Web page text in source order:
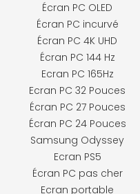
Écran PC OLED
Écran PC incurvé
Écran PC 4K UHD
Écran PC 144 Hz
Ecran PC 165Hz
Ecran PC 32 Pouces
Écran PC 27 Pouces
Écran PC 24 Pouces
Samsung Odyssey
Ecran PS5
Écran PC pas cher
Ecran portable